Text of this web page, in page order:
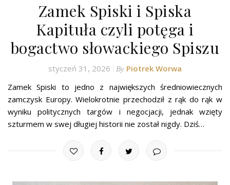
Zamek Spiski i Spiska
Kapituła czyli potęga i
bogactwo słowackiego Spiszu
styczeń 31, 2026 By Piotrek Worwa
Zamek Spiski to jedno z największych średniowiecznych
zamczysk Europy. Wielokrotnie przechodził z rąk do rąk w
wyniku politycznych targów i negocjacji, jednak wzięty
szturmem w swej długiej historii nie został nigdy. Dziś…